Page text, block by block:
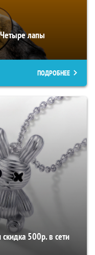
лапы
ПОДРОБНЕЕ
500р. в сети